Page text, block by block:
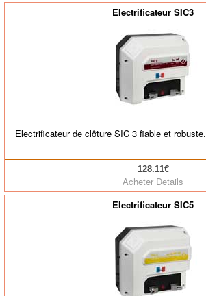
Electrificateur SIC3
Electrificateur de clôture SIC 3 fiable et robuste.
128.11€
Acheter Details
Electrificateur SIC5